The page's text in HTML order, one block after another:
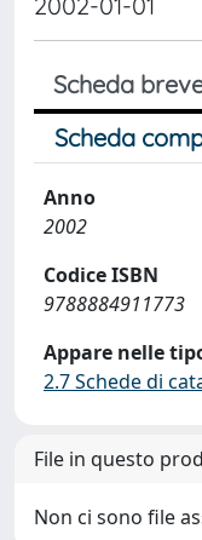
Scheda
Scheda
Anno
2002
Codice ISBN
9788884911773
Appare nelle
2.7 Schede di
File in questo
Non ci sono file